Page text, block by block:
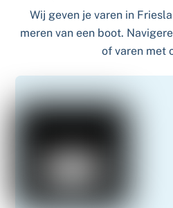
Wij geven je varen in
meren van een boot.
of varen met